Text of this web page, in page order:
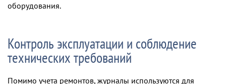
оборудования.
Контроль эксплуатации и соблюдение
технических требований
Помимо учета ремонтов, журналы используются для